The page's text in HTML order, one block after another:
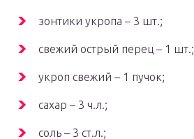
зонтики укропа – 3 шт.;
свежий острый перец – 1 шт.;
укроп свежий – 1 пучок;
сахар – 3 ч.л.;
соль – 3 ст.л.;